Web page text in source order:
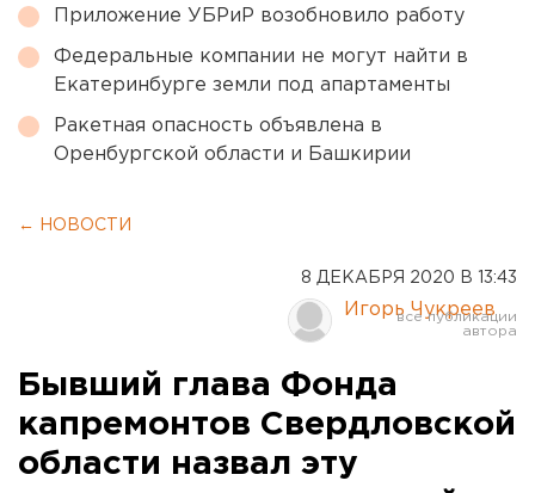
Приложение УБРиР возобновило работу
Федеральные компании не могут найти в
Екатеринбурге земли под апартаменты
Ракетная опасность объявлена в
Оренбургской области и Башкирии
← НОВОСТИ
8 ДЕКАБРЯ 2020 В 13:43
Игорь Чукреев
Бывший глава Фонда
капремонтов Свердловской
области назвал эту